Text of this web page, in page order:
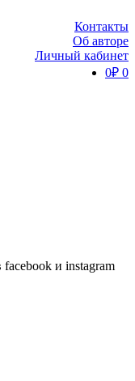
Контакты
Об авторе
Личный кабинет
0₽ 0
и instagram